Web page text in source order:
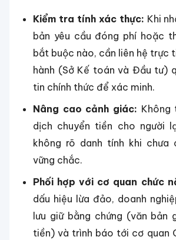
Kiểm tra tính xác thực: Khi
bản yêu cầu đóng phí hoặc
bắt buộc nào, cần liên hệ trực
hành (Sở Kế toán và Đầu tư)
tin chính thức để xác minh.
Nâng cao cảnh giác: Không
dịch chuyển tiền cho người
không rõ danh tính khi
vững chắc.
Phối hợp với cơ quan chức
dấu hiệu lừa đảo, doanh
lưu giữ bằng chứng (văn bản
tiền) và trình báo tới cơ quan